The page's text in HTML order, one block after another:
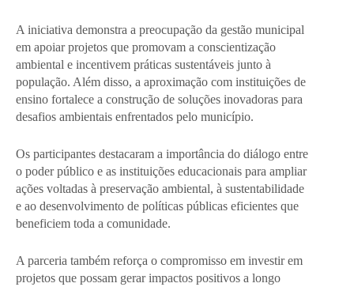
A iniciativa demonstra a preocupação da gestão municipal
em apoiar projetos que promovam a conscientização
ambiental e incentivem práticas sustentáveis junto à
população. Além disso, a aproximação com instituições de
ensino fortalece a construção de soluções inovadoras para
desafios ambientais enfrentados pelo município.
Os participantes destacaram a importância do diálogo entre
o poder público e as instituições educacionais para ampliar
ações voltadas à preservação ambiental, à sustentabilidade
e ao desenvolvimento de políticas públicas eficientes que
beneficiem toda a comunidade.
A parceria também reforça o compromisso em investir em
projetos que possam gerar impactos positivos a longo